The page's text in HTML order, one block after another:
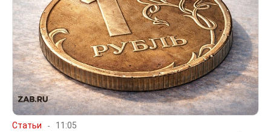
Статьи 11:05